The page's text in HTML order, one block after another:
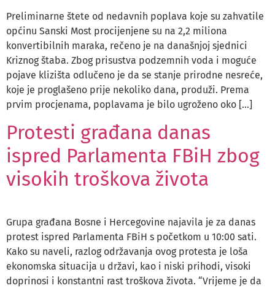
Preliminarne štete od nedavnih poplava koje su zahvatile
općinu Sanski Most procijenjene su na 2,2 miliona
konvertibilnih maraka, rečeno je na današnjoj sjednici
Kriznog štaba. Zbog prisustva podzemnih voda i moguće
pojave klizišta odlučeno je da se stanje prirodne nesreće,
koje je proglašeno prije nekoliko dana, produži. Prema
prvim procjenama, poplavama je bilo ugroženo oko […]
Protesti građana danas
ispred Parlamenta FBiH zbog
visokih troškova života
Grupa građana Bosne i Hercegovine najavila je za danas
protest ispred Parlamenta FBiH s početkom u 10:00 sati.
Kako su naveli, razlog održavanja ovog protesta je loša
ekonomska situacija u državi, kao i niski prihodi, visoki
doprinosi i konstantni rast troškova života. “Vrijeme je da